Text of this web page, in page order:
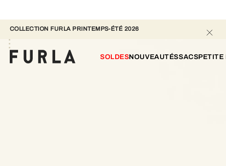
COLLECTION FURLA PRINTEMPS-ÉTÉ 2026
SOLDESNOUVEAUTÉSSACSPETITE